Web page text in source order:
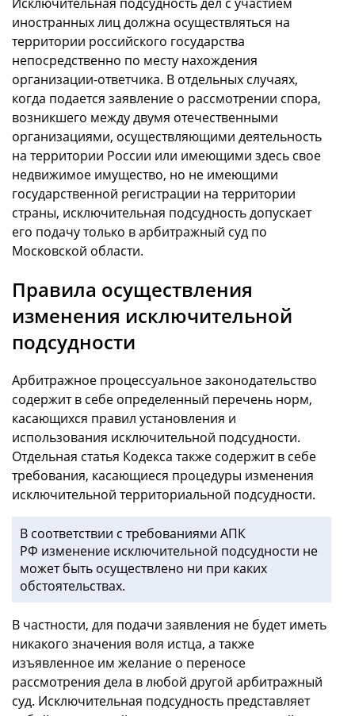
иностранных лиц должна осуществляться на
территории российского государства
непосредственно по месту нахождения
организации-ответчика. В отдельных случаях,
когда подается заявление о рассмотрении спора,
возникшего между двумя отечественными
организациями, осуществляющими деятельность
на территории России или имеющими здесь свое
недвижимое имущество, но не имеющими
государственной регистрации на территории
страны, исключительная подсудность допускает
его подачу только в арбитражный суд по
Московской области.
Правила осуществления
изменения исключительной
подсудности
Арбитражное процессуальное законодательство
содержит в себе определенный перечень норм,
касающихся правил установления и
использования исключительной подсудности.
Отдельная статья Кодекса также содержит в себе
требования, касающиеся процедуры изменения
исключительной территориальной подсудности.
В соответствии с требованиями АПК
РФ изменение исключительной подсудности не
может быть осуществлено ни при каких
обстоятельствах.
В частности, для подачи заявления не будет иметь
никакого значения воля истца, а также
изъявленное им желание о переносе
рассмотрения дела в любой другой арбитражный
суд. Исключительная подсудность представляет